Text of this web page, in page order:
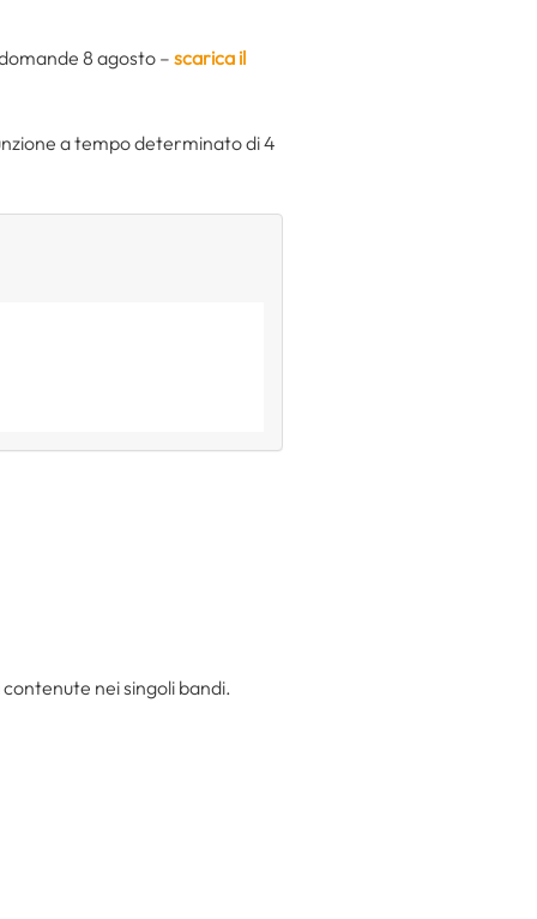
8 agosto – scarica il
a tempo determinato di 4
nei singoli bandi.